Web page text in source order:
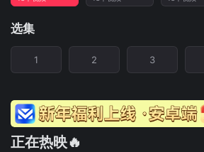
选集
1 2 3
正在热映🔥